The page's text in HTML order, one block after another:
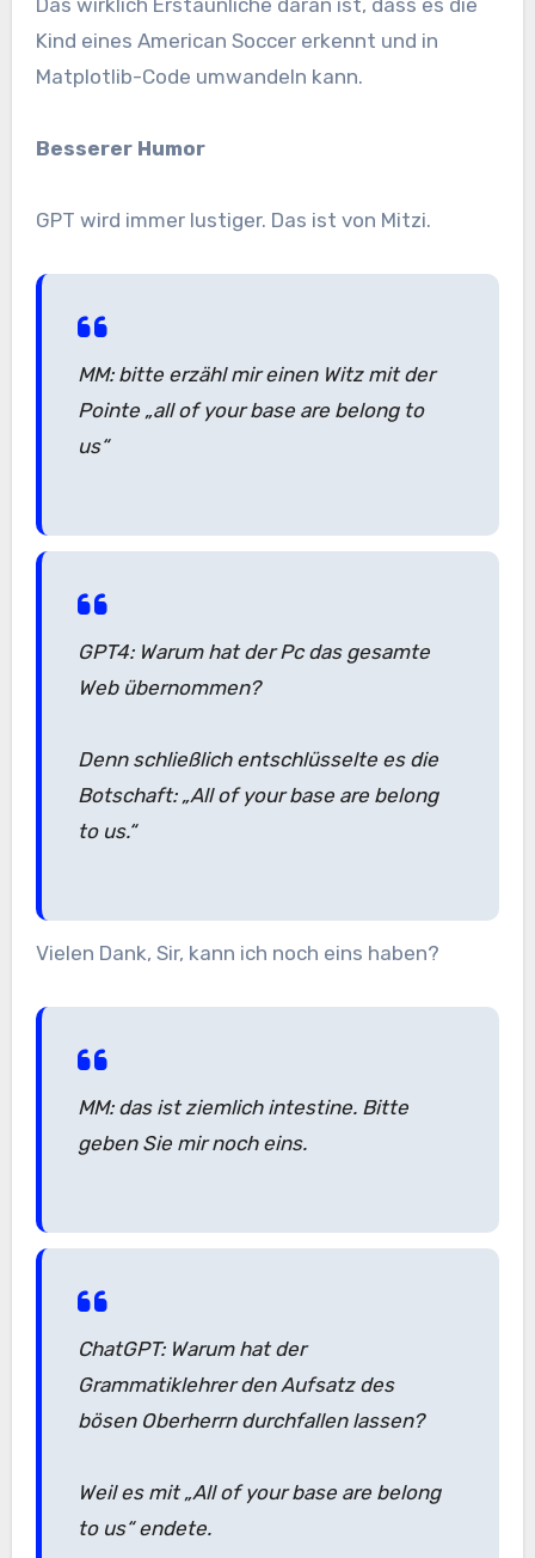
Kind eines American Soccer erkennt und in
Matplotlib-Code umwandeln kann.
Besserer Humor
GPT wird immer lustiger. Das ist von Mitzi.
MM: bitte erzähl mir einen Witz mit der
Pointe „all of your base are belong to
us“
GPT4: Warum hat der Pc das gesamte
Web übernommen?
Denn schließlich entschlüsselte es die
Botschaft: „All of your base are belong
to us.“
Vielen Dank, Sir, kann ich noch eins haben?
MM: das ist ziemlich intestine. Bitte
geben Sie mir noch eins.
ChatGPT: Warum hat der
Grammatiklehrer den Aufsatz des
bösen Oberherrn durchfallen lassen?
Weil es mit „All of your base are belong
to us“ endete.